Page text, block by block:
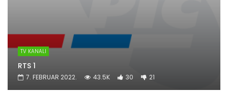
TV KANALI
RTS 1
7. FEBRUAR 2022. 43.5K 30 21